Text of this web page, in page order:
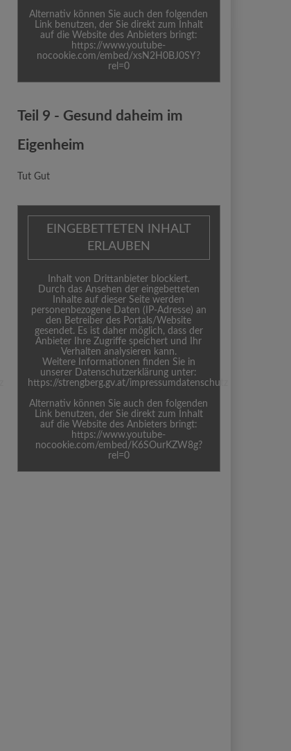
Alternativ können Sie auch den folgenden
Link benutzen, der Sie direkt zum Inhalt
auf die Website des Anbieters bringt:
https://www.youtube-
nocookie.com/embed/xsN2H0BJ0SY?
rel=0
Teil 9 - Gesund daheim im
Eigenheim
Tut Gut
EINGEBETTETEN INHALT
ERLAUBEN
Inhalt von Drittanbieter blockiert.
Durch das Ansehen der eingebetteten
Inhalte auf dieser Seite werden
personenbezogene Daten (IP-Adresse) an
den Betreiber des Portals/Website
gesendet. Es ist daher möglich, dass der
Anbieter Ihre Zugriffe speichert und Ihr
Verhalten analysieren kann.
Weitere Informationen finden Sie in
unserer Datenschutzerklärung unter:
https://strengberg.gv.at/impressumdatenschutz
Alternativ können Sie auch den folgenden
Link benutzen, der Sie direkt zum Inhalt
auf die Website des Anbieters bringt:
https://www.youtube-
nocookie.com/embed/K6SOurKZW8g?
rel=0